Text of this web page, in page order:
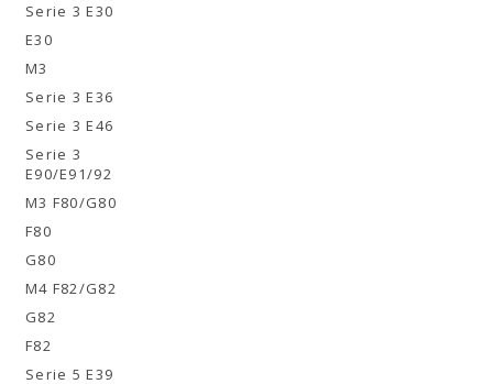
Serie 3 E30
E30
M3
Serie 3 E36
Serie 3 E46
Serie 3
E90/E91/92
M3 F80/G80
F80
G80
M4 F82/G82
G82
F82
Serie 5 E39